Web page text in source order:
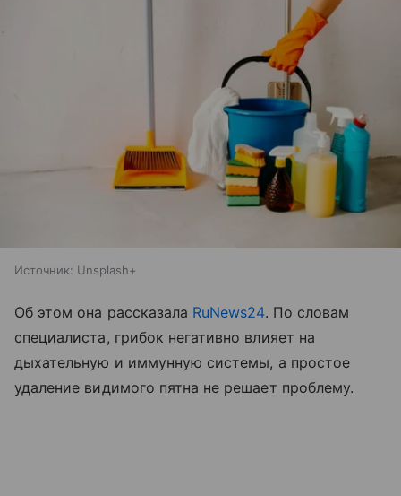
Источник: Unsplash+
Об этом она рассказала RuNews24. По словам
специалиста, грибок негативно влияет на
дыхательную и иммунную системы, а простое
удаление видимого пятна не решает проблему.